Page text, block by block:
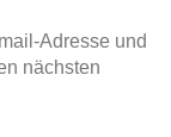
Adresse und
nächsten